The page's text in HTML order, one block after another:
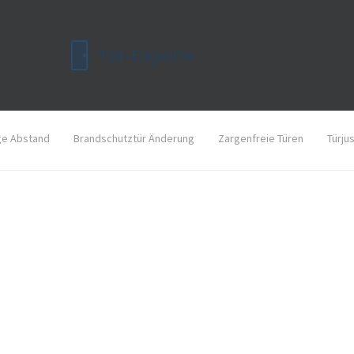
Abstand Brandschutztür Änderung Zargenfreie Türen